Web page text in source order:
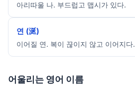
아리따울 나. 부드럽고 맵시가 있다.
연 (涎)
이어질 연. 복이 끊이지 않고 이어지다.
어울리는 영어 이름